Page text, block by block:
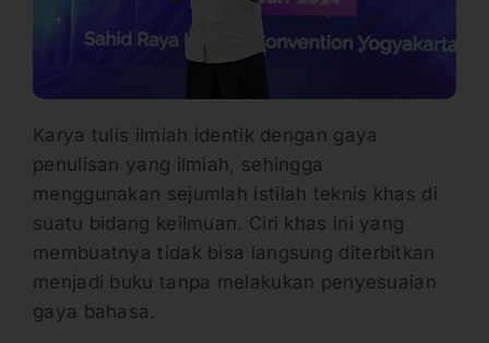
Karya tulis ilmiah identik dengan gaya
penulisan yang ilmiah, sehingga
menggunakan sejumlah istilah teknis khas di
suatu bidang keilmuan. Ciri khas ini yang
membuatnya tidak bisa langsung diterbitkan
menjadi buku tanpa melakukan penyesuaian
gaya bahasa.